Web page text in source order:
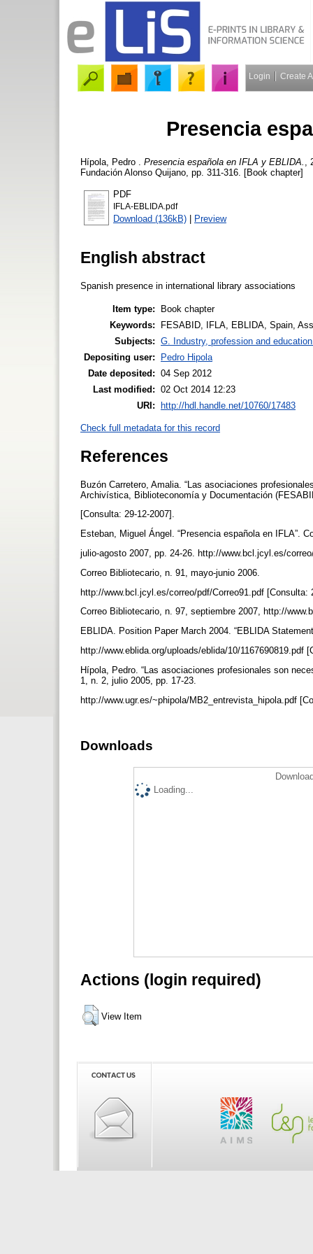
Login Create
Presencia
Hípola, Pedro Presencia española en IFLA y EBLIDA.
Fundación Alonso Quijano, pp. 311-316. [Book chapter]
PDF
IFLA-EBLIDA.pdf
Download (136kB) | Preview
English abstract
Spanish presence in international library associations
Item type:
Book chapter
Keywords:
FESABID, IFLA, EBLIDA, Spain,
Subjects: G. Industry, profession and
Depositing user:
Pedro Hipola
Date deposited: 04 Sep 2012
Last modified: 02 Oct 2014 12:23
URI: http://hdl.handle.net/10760/17483
Check full metadata for this record
References
Buzón Carretero, Amalia. “Las asociaciones
Archivística, Biblioteconomía y Documentación
[Consulta: 29-12-2007].
Esteban, Miguel Ángel. “Presencia española en IFLA”.
julio-agosto 2007, pp. 24-26. http://www.bcl.jcyl.es/
Correo Bibliotecario, n. 91, mayo-junio 2006.
http://www.bcl.jcyl.es/correo/pdf/Correo91.pdf [Consulta:
Correo Bibliotecario, n. 97, septiembre 2007, http://
EBLIDA. Position Paper March 2004. “EBLIDA
http://www.eblida.org/uploads/eblida/10/1167690819.pdf
Hípola, Pedro. “Las asociaciones profesionales son
1, n. 2, julio 2005, pp. 17-23.
http://www.ugr.es/~phipola/MB2_entrevista_hipola.pdf
Downloads
Loading...
Actions (login required)
View Item